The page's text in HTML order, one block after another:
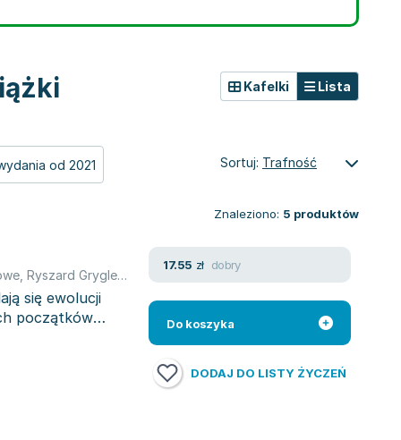
od 2021
Kafelki Lista
Sortuj: Trafność
Znaleziono: 5 produktów
Ryszard Gryglewski
się ewolucji
początków
17.55 zł dobry
Do koszyka
DODAJ DO LISTY ŻYCZEŃ